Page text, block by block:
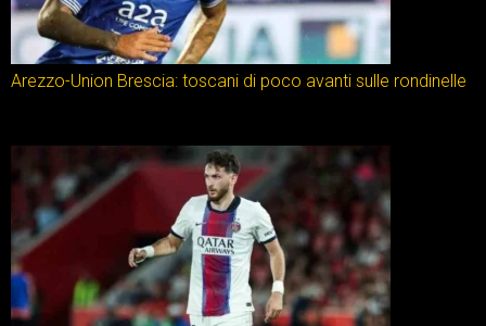
Arezzo-Union Brescia: toscani di poco avanti sulle rondinelle